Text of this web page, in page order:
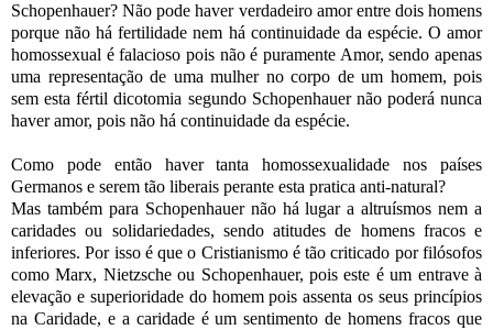
Schopenhauer? Não pode haver verdadeiro amor entre dois homens
porque não há fertilidade nem há continuidade da espécie. O amor
homossexual é falacioso pois não é puramente Amor, sendo apenas
uma representação de uma mulher no corpo de um homem, pois
sem esta fértil dicotomia segundo Schopenhauer não poderá nunca
haver amor, pois não há continuidade da espécie.
Como pode então haver tanta homossexualidade nos países
Germanos e serem tão liberais perante esta pratica anti-natural?
Mas também para Schopenhauer não há lugar a altruísmos nem a
caridades ou solidariedades, sendo atitudes de homens fracos e
inferiores. Por isso é que o Cristianismo é tão criticado por filósofos
como Marx, Nietzsche ou Schopenhauer, pois este é um entrave à
elevação e superioridade do homem pois assenta os seus princípios
na Caridade, e a caridade é um sentimento de homens fracos que